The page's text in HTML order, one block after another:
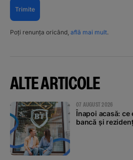
Trimite
Poți renunța oricând, află mai mult.
ALTE ARTICOLE
07 AUGUST 2026
Înapoi acasă:
bancă și